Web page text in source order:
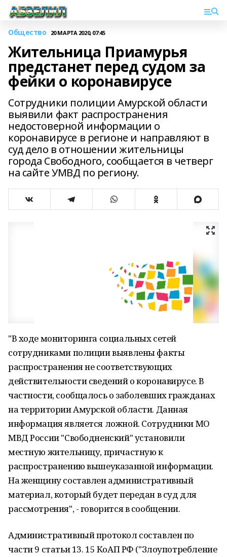
Общество 20 МАРТА 2020, 07:45
Жительница Приамурья
предстанет перед судом за
фейки о коронавирусе
Сотрудники полиции Амурской области
выявили факт распространения
недостоверной информации о
коронавирусе в регионе и направляют в
суд дело в отношении жительницы
города Свободного, сообщается в четверг
на сайте УМВД по региону.
"В ходе мониторинга социальных сетей
сотрудниками полиции выявлены факты
распространения не соответствующих
действительности сведений о коронавирусе. В
частности, сообщалось о заболевших гражданах
на территории Амурской области. Данная
информация является ложной. Сотрудники МО
МВД России "Свободненский" установили
местную жительницу, причастную к
распространению вышеуказанной информации.
На женщину составлен административный
материал, который будет передан в суд для
рассмотрения", - говорится в сообщении.
Административный протокол составлен по
части 9 статьи 13. 15 КоАП РФ ("Злоупотребление